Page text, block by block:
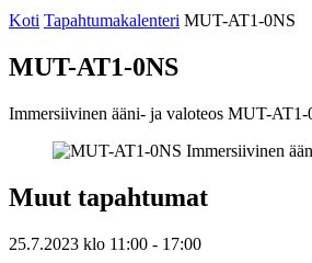
Koti Tapahtumakalenteri MUT-AT1-0NS
MUT-AT1-0NS
Immersiivinen ääni- ja valoteos MUT-
Muut tapahtumat
25.7.2023 klo 11:00 - 17:00